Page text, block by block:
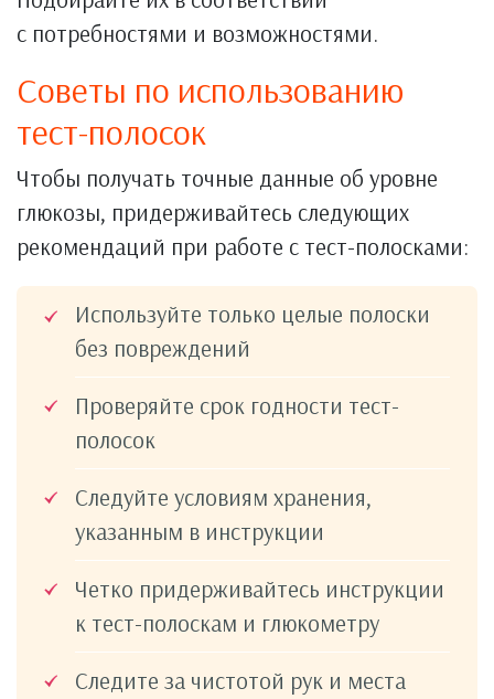
с потребностями и возможностями.
Советы по использованию
тест-полосок
Чтобы получать точные данные об уровне
глюкозы, придерживайтесь следующих
рекомендаций при работе с тест-полосками:
Используйте только целые полоски
без повреждений
Проверяйте срок годности тест-
полосок
Следуйте условиям хранения,
указанным в инструкции
Четко придерживайтесь инструкции
к тест-полоскам и глюкометру
Следите за чистотой рук и места